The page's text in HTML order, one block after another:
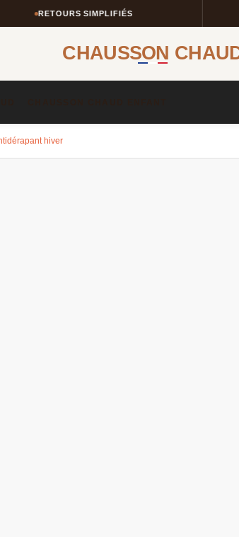
RETOURS SIMPLIFIÉS
CHAUSSON
hiver